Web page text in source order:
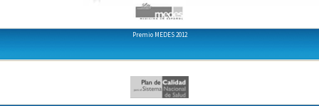
Premio MEDES 2012